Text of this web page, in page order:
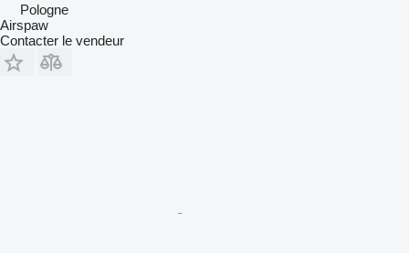
Pologne
Airspaw
Contacter le vendeur